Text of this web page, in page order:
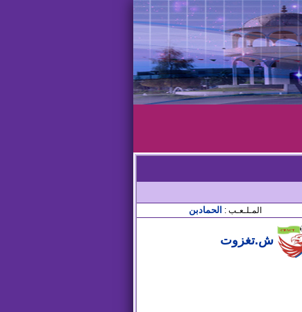
المـلـعـب : الحمادبن
ش.تغزوت